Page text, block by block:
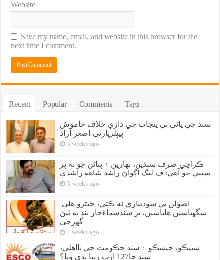
Website
Save my name, email, and website in this browser for the
next time I comment.
Recent Popular Comments Tags
سنڌ جي پاڻي تي پنجاب جي ڌاڙي خلاف خاموش
پيپلزپارٽي-اصغر آزاد
3 weeks ago
ڪراچي صرف سنڌين، بهارين ۽ پٺاڻن جو نه پر
سڀني جو آهي: ف ليگ اڳواڻ راشد شاهه راشدي
3 weeks ago
سگهياسين هلياسين، پر سنڌسماءَچار بند نه ٿيڻ
گهرجي
4 weeks ago
سيپڪو، حيسڪو ۽ سنڌ حڪومت جي نااهلي،
سنڌ جا127 ارب رپيا ٻڏي ويا؟